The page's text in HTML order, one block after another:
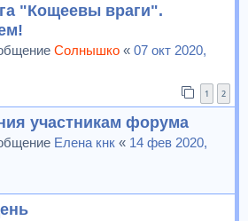
"Кощеевы враги".
Солнышко « 07 окт 2020,
1 2
участникам форума
Елена кнк « 14 фев 2020,